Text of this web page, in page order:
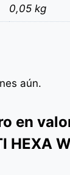
0,05 kg
aún.
en
HEXA